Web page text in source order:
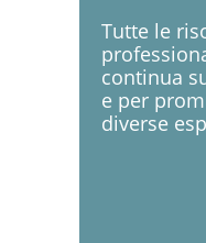
Tutte le
continua
e per
diverse